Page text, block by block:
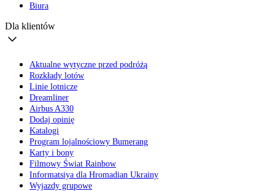
Biura
Dla klientów
Aktualne wytyczne przed podróżą
Rozkłady lotów
Linie lotnicze
Dreamliner
Airbus A330
Dodaj opinię
Katalogi
Program lojalnościowy Bumerang
Karty i bony
Filmowy Świat Rainbow
Informatsiya dla Hromadian Ukrainy
Wyjazdy grupowe